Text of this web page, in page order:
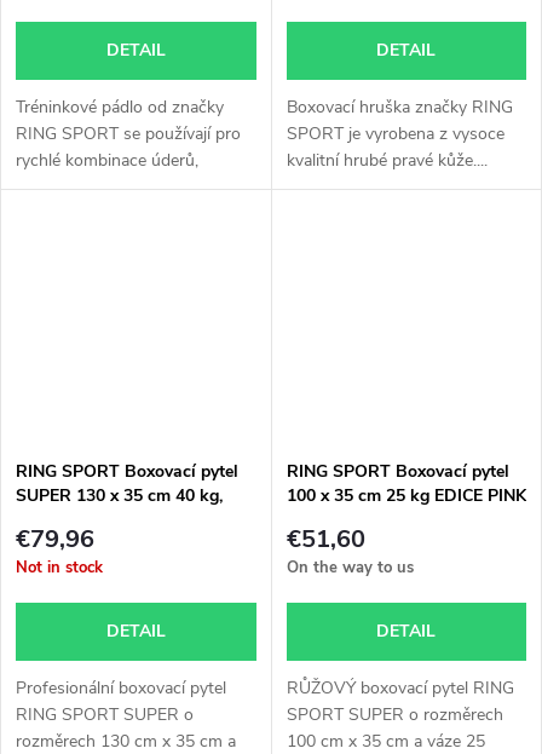
DETAIL
Tréninkové pádlo od značky
RING SPORT se používají pro
rychlé kombinace úderů,
nácvik...
DETAIL
Boxovací hruška značky RING
SPORT je vyrobena z vysoce
kvalitní hrubé pravé kůže....
RING SPORT Boxovací pytel
SUPER 130 x 35 cm 40 kg,
€79,96
Not in stock
DETAIL
Profesionální boxovací pytel
RING SPORT SUPER o
rozměrech 130 cm x 35 cm a
RING SPORT Boxovací pytel
100 x 35 cm 25 kg EDICE PINK
€51,60
On the way to us
DETAIL
RŮŽOVÝ boxovací pytel RING
SPORT SUPER o rozměrech
100 cm x 35 cm a váze 25